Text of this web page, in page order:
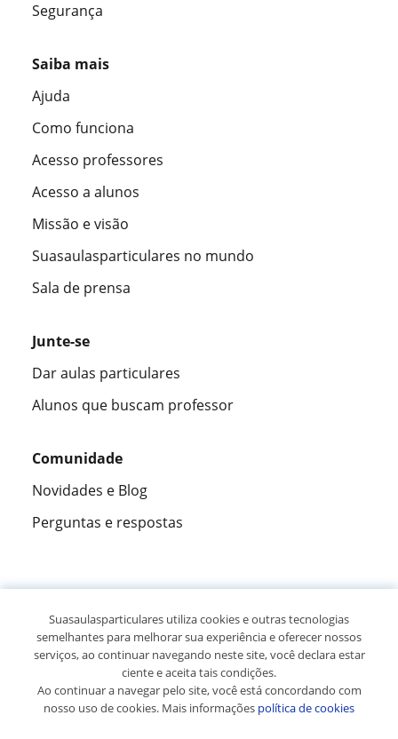
Segurança
Saiba mais
Ajuda
Como funciona
Acesso professores
Acesso a alunos
Missão e visão
Suasaulasparticulares no mundo
Sala de prensa
Junte-se
Dar aulas particulares
Alunos que buscam professor
Comunidade
Novidades e Blog
Perguntas e respostas
305915opiniões de alunos
© 2007 - 2026 Suas aulas particulares
Suasaulasparticulares utiliza cookies e outras tecnologias
semelhantes para melhorar sua experiência e oferecer nossos
serviços, ao continuar navegando neste site, você declara estar
ciente e aceita tais condições.
Ao continuar a navegar pelo site, você está concordando com
nosso uso de cookies. Mais informações política de cookies